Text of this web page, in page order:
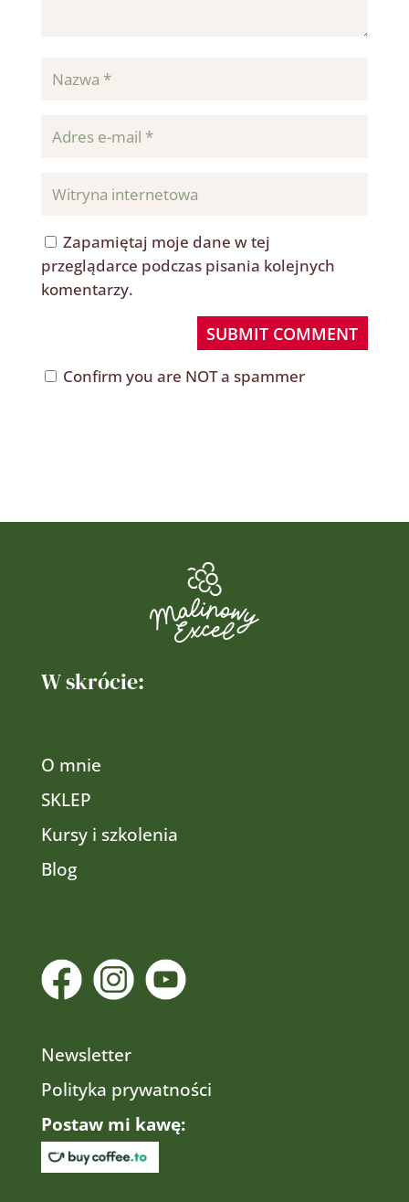
Zapamiętaj moje dane w tej
przeglądarce podczas pisania kolejnych
komentarzy.
SUBMIT COMMENT
Confirm you are NOT a spammer
W skrócie:
O mnie
SKLEP
Kursy i szkolenia
Blog
Newsletter
Polityka prywatności
Postaw mi kawę: